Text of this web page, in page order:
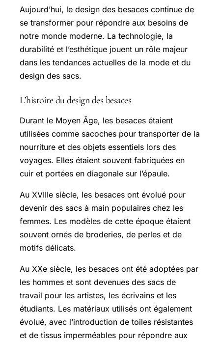
Aujourd’hui, le design des besaces continue de
se transformer pour répondre aux besoins de
notre monde moderne. La technologie, la
durabilité et l’esthétique jouent un rôle majeur
dans les tendances actuelles de la mode et du
design des sacs.
L’histoire du design des besaces
Durant le Moyen Âge, les besaces étaient
utilisées comme sacoches pour transporter de la
nourriture et des objets essentiels lors des
voyages. Elles étaient souvent fabriquées en
cuir et portées en diagonale sur l’épaule.
Au XVIIIe siècle, les besaces ont évolué pour
devenir des sacs à main populaires chez les
femmes. Les modèles de cette époque étaient
souvent ornés de broderies, de perles et de
motifs délicats.
Au XXe siècle, les besaces ont été adoptées par
les hommes et sont devenues des sacs de
travail pour les artistes, les écrivains et les
étudiants. Les matériaux utilisés ont également
évolué, avec l’introduction de toiles résistantes
et de tissus imperméables pour répondre aux